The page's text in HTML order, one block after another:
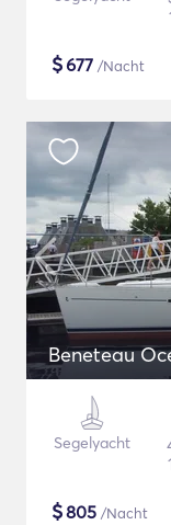
$677 /Nacht
Beneteau
Segelyacht
$805 /Nacht